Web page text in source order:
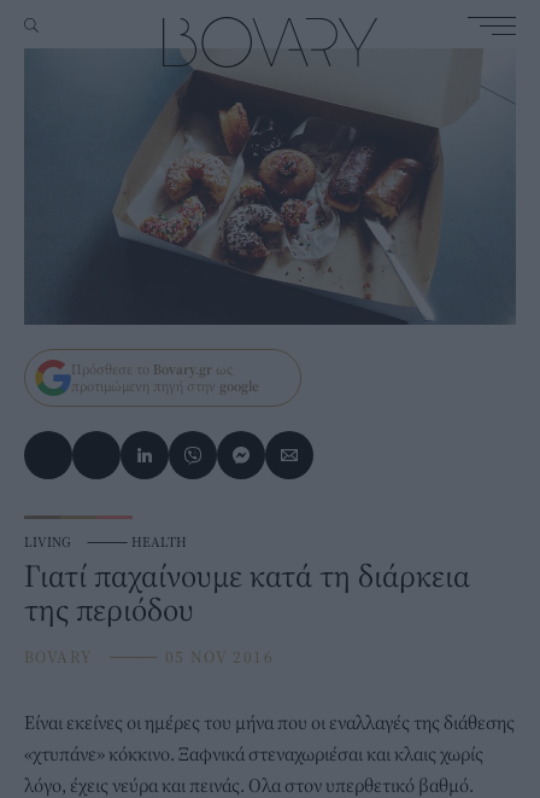
Πρόσθεσε το Bovary.gr ως
προτιμώμενη πηγή στην google
LIVING ⸻ HEALTH
Γιατί παχαίνουμε κατά τη διάρκεια
της περιόδου
BOVARY ⸻ 05 NOV 2016
Είναι εκείνες οι ημέρες του μήνα που οι εναλλαγές της διάθεσης
«χτυπάνε» κόκκινο. Ξαφνικά στεναχωριέσαι και κλαις χωρίς
λόγο, έχεις νεύρα και πεινάς. Ολα στον υπερθετικό βαθμό.